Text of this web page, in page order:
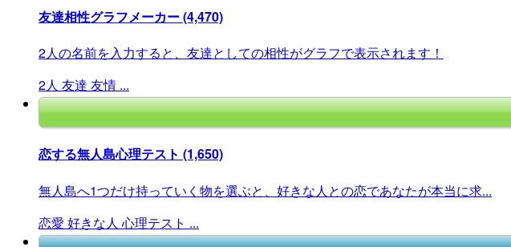
友達相性グラフメーカー(4,470)
2人の名前を入力すると、友達としての相性がグラフで表示されます！
2人 友達 友情 ...
恋する無人島心理テスト (1,650)
無人島へ1つだけ持っていく物を選ぶと、好きな人との恋であなたが本当に求...
恋愛 好きな人 心理テスト ...